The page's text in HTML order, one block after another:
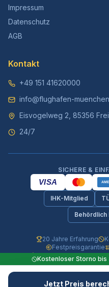
Impressum
Datenschutz
AGB
Kontakt
+49 151 41620000
info@flughafen-
Eisvogelweg 2, 85356
24/7
SICHERE &
VISA
IHK-Mitglied
20 Jahre Erfahrung
Festpreisgarantie
Vollversicherte
© 2026 Flughafen-
Kostenloser Storno bis
Jetzt Preis